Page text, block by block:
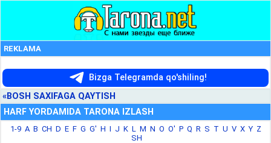
REKLAMA
Bizga Telegramda qo'shiling!
«BOSH SAXIFAGA QAYTISH
HARF YORDAMIDA TARONA IZLASH
1-9 A B CH D E F G G' H I J K L M N O O' P Q R S T U V X Y Z
SH